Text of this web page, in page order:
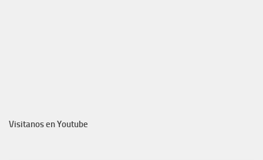
Visitanos en Youtube